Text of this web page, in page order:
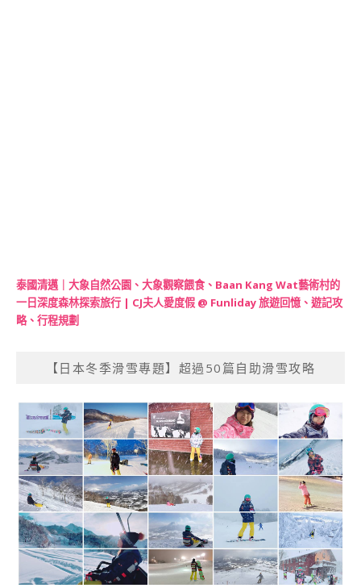
泰國清邁｜大象自然公園、大象觀察餵食、Baan Kang Wat藝術村的
一日深度森林探索旅行 | CJ夫人愛度假 @ Funliday 旅遊回憶、遊記攻
略、行程規劃
【日本冬季滑雪專題】超過50篇自助滑雪攻略